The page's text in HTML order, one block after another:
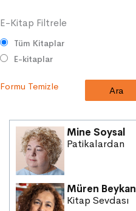
HAK ve ÖZGÜRLÜKLER
ATATÜRK
LİDERLER
DOĞA ve EVREN
KÜLTÜRLER
DİLİMİZİN ZENGİNLİĞİ
KİŞİSEL GELİŞİM
SAĞLIK
MİLLİ MÜCADELE
OKUMA KÜLTÜRÜ
E-Kitap Filtrele
Tüm Kitaplar
E-kitaplar
Formu Temizle
Mine Soysal
Patikalardan
Müren Beykan
Kitap Sevdası